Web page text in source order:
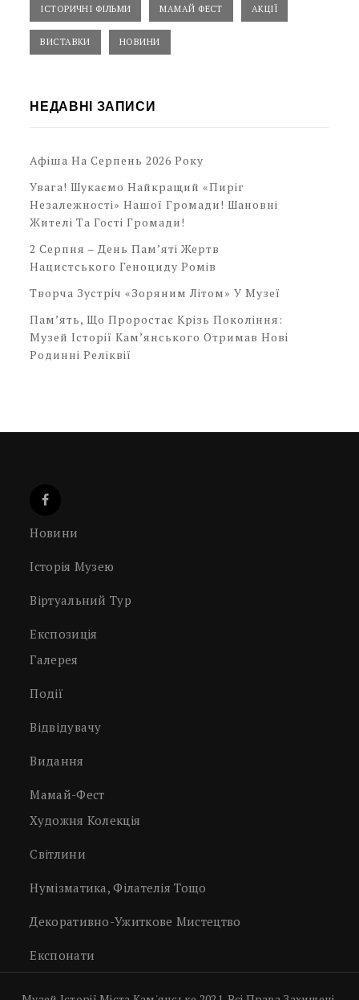
ІСТОРИЧНІ ФІЛЬМИ МАМАЙ ФЕСТ АКЦІЇ
ВИСТАВКИ НОВИНИ
НЕДАВНІ ЗАПИСИ
Афіша На Серпень 2026 Року
Увага! Шукаємо Найкращий «Пиріг
Незалежності» Нашої Громади! Шановні
Жителі Та Гості Громади!
2 Серпня – День Пам’яті Жертв
Нацистського Геноциду Ромів
Творча Зустріч «Зоряним Літом» У Музеї
Пам’ять, Що Проростає Крізь Покоління:
Музей Історії Кам’янського Отримав Нові
Родинні Реліквії
Новини
Історія Музею
Віртуальний Тур
Експозиція
Галерея
Події
Відвідувачу
Видання
Мамай-Фест
Художня Колекція
Світлини
Нумізматика, Філателія Тощо
Декоративно-Ужиткове Мистецтво
Експонати